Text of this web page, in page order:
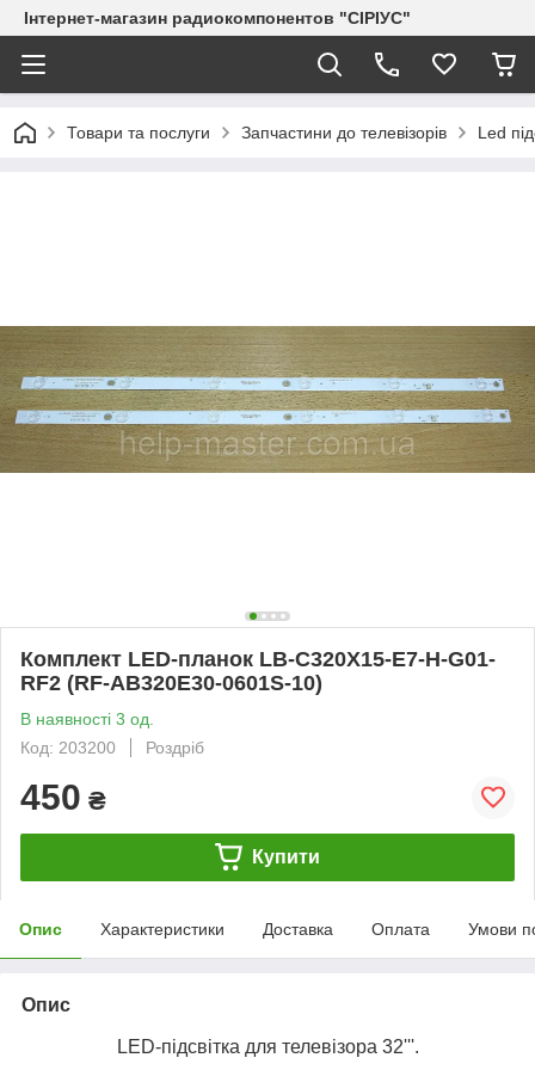
Інтернет-магазин радиокомпонентов "СІРІУС"
Товари та послуги Запчастини до телевізорів Led
Комплект LED-планок LB-C320X15-E7-H-G01-
RF2 (RF-AB320E30-0601S-10)
В наявності 3 од.
Код: 203200
Роздріб
450 ₴
Купити
Опис Характеристики Доставка Оплата Умови
Опис
LED-підсвітка для телевізора 32'''.